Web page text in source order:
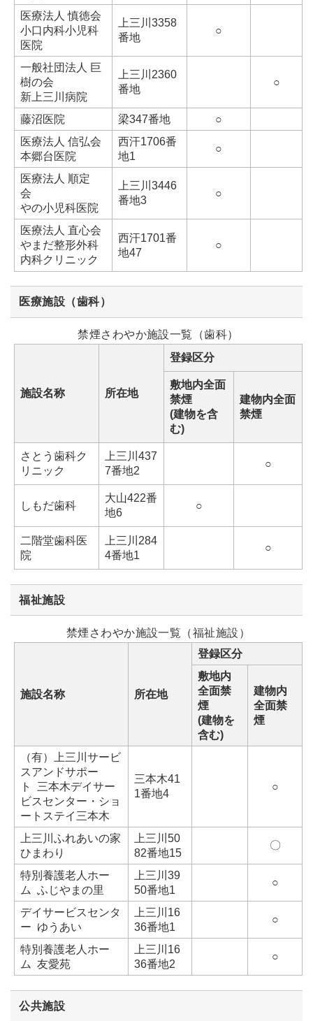
医療法人 慎徳会
小口内科小児科
医院
上三川3358
番地
○
一般社団法人 巨
樹の会
新上三川病院
上三川2360
番地
○
藤沼医院 梁347番地
○
医療法人 信弘会
本郷台医院
西汗1706番
地1
○
医療法人 順定
会
やの小児科医院
上三川3446
番地3
○
医療法人 直心会
やまだ整形外科
内科クリニック
西汗1701番
地47
○
医療施設（歯科）
禁煙さわやか施設一覧（歯科）
施設名称 所在地
登録区分
敷地内全面
禁煙
(建物を含
む)
建物内全面
禁煙
さとう歯科ク
リニック
上三川437
7番地2
○
しもだ歯科
大山422番
地6
○
二階堂歯科医
院
上三川284
4番地1
○
福祉施設
禁煙さわやか施設一覧（福祉施設）
施設名称 所在地
登録区分
敷地内
全面禁
煙
(建物を
含む)
建物内
全面禁
煙
（有）上三川サービ
スアンドサポー
ト 三本木デイサー
ビスセンター・ショ
ートステイ三本木
三本木41
1番地4
○
上三川ふれあいの家
ひまわり
上三川50
82番地15
〇
特別養護老人ホー
ム ふじやまの里
上三川39
50番地1
○
デイサービスセンタ
ー ゆうあい
上三川16
36番地1
○
特別養護老人ホー
ム 友愛苑
上三川16
36番地2
○
公共施設